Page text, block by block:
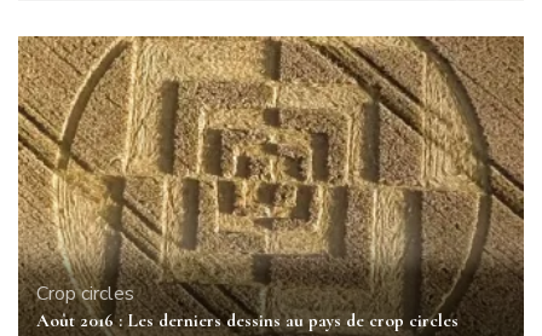
Crop circles
Août 2016 : Les derniers dessins au pays de crop circles